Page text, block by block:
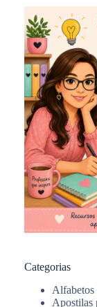
Categorias
Apostilas